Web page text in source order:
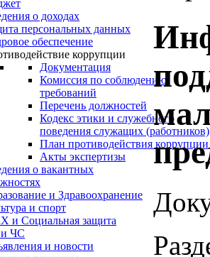
о доходах
персональных данных
обеспечение
коррупции
Документация
Комиссия по соблюдению
требований
Перечень должностей
Кодекс этики и служебного
поведения служащих (работников)
План противодействия коррупции
Акты экспертизы
о вакантных
и Здравоохранение
и спорт
и Социальная защита
ЧС
и новости